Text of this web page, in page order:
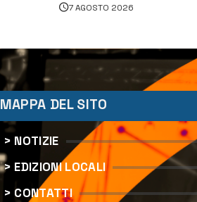
7 AGOSTO 2026
MAPPA DEL SITO
> NOTIZIE
> EDIZIONI LOCALI
> CONTATTI